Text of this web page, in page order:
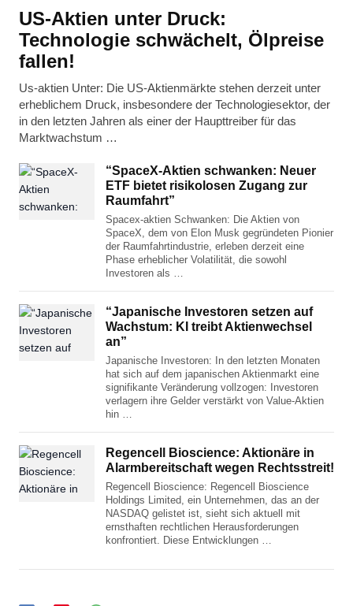
US-Aktien unter Druck:
Technologie schwächelt, Ölpreise
fallen!
Us-aktien Unter: Die US-Aktienmärkte stehen derzeit unter
erheblichem Druck, insbesondere der Technologiesektor, der
in den letzten Jahren als einer der Haupttreiber für das
Marktwachstum …
“SpaceX-Aktien schwanken: Neuer
ETF bietet risikolosen Zugang zur
Raumfahrt”
Spacex-aktien Schwanken: Die Aktien von
SpaceX, dem von Elon Musk gegründeten Pionier
der Raumfahrtindustrie, erleben derzeit eine
Phase erheblicher Volatilität, die sowohl
Investoren als …
“Japanische Investoren setzen auf
Wachstum: KI treibt Aktienwechsel
an”
Japanische Investoren: In den letzten Monaten
hat sich auf dem japanischen Aktienmarkt eine
signifikante Veränderung vollzogen: Investoren
verlagern ihre Gelder verstärkt von Value-Aktien
hin …
Regencell Bioscience: Aktionäre in
Alarmbereitschaft wegen Rechtsstreit!
Regencell Bioscience: Regencell Bioscience
Holdings Limited, ein Unternehmen, das an der
NASDAQ gelistet ist, sieht sich aktuell mit
ernsthaften rechtlichen Herausforderungen
konfrontiert. Diese Entwicklungen …